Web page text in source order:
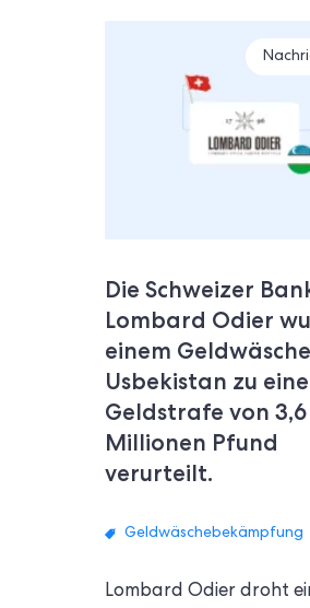
Die Schweizer
Lombard Odier
einem
Usbekistan zu
Geldstrafe von 3,6
Millionen Pfund
verurteilt.
Geldwäschebekämpfung
Lombard Odier droht